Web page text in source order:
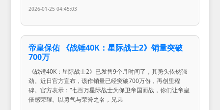
2026-01-25 04:45:03
帝皇保佑 《战锤40K：星际战士2》销量突破
700万
《战锤40K：星际战士2》已发售9个月时间了，其势头依然强
劲。近日官方宣布，该作销量已经突破700万份，再创里程
碑。官方表示：“七百万星际战士为保卫帝国而战，你们让帝皇
倍感荣耀。以勇气与荣誉之名，兄弟